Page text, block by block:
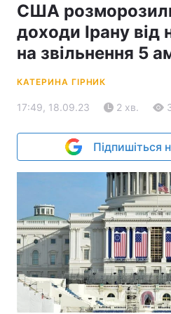
США
доходи Ірану від
на звільнення 5
КАТЕРИНА ГІРНИК
17:49, 18.09.23 2 хв.
Підпишіться